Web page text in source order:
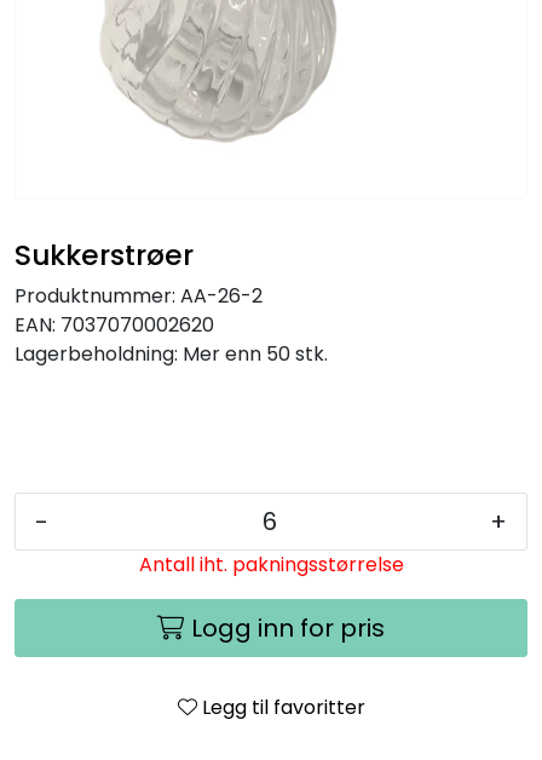
Sukkerstrøer
Produktnummer: AA-26-2
EAN: 7037070002620
Lagerbeholdning: Mer enn 50 stk.
- +
Antall iht. pakningsstørrelse
Logg inn for pris
Legg til favoritter